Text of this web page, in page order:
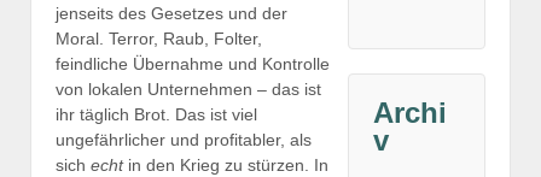
jenseits des Gesetzes und der
Moral. Terror, Raub, Folter,
feindliche Übernahme und Kontrolle
von lokalen Unternehmen – das ist
ihr täglich Brot. Das ist viel
ungefährlicher und profitabler, als
sich echtin den Krieg zu stürzen. In
Archi
v